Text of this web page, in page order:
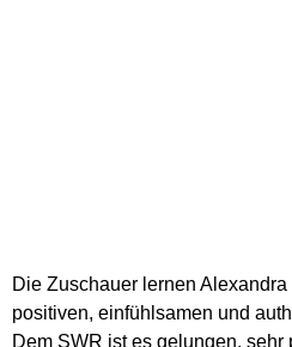
Die Zuschauer lernen
positiven, einfühlsamen und
Dem SWR ist es gelungen,